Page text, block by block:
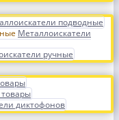
подводные
Металлоискатели
ручные
диктофонов